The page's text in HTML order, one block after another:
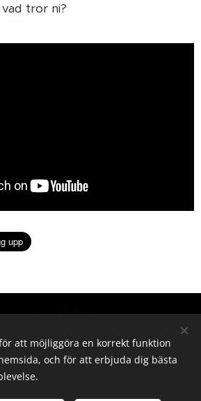
tror ni? 👌❤️🥰🐶🐕
dig vid intresse
att möjliggöra en korrekt funktion
och för att erbjuda dig bästa